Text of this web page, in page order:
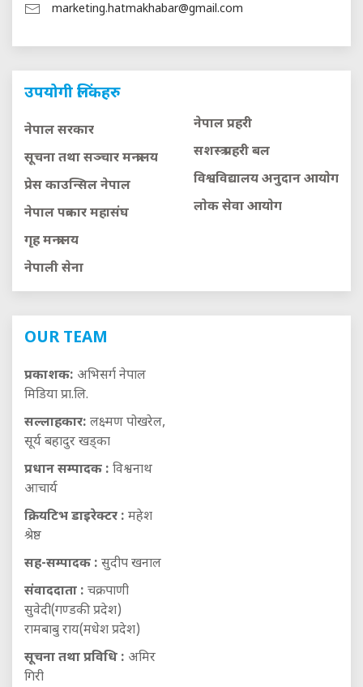
marketing.hatmakhabar@gmail.com
उपयोगी लिंकहरु
नेपाल सरकार
सूचना तथा सञ्चार मन्त्रालय
प्रेस काउन्सिल नेपाल
नेपाल पत्रकार महासंघ
गृह मन्त्रालय
नेपाली सेना
नेपाल प्रहरी
सशस्त्र प्रहरी बल
विश्वविद्यालय अनुदान आयाेग
लाेक सेवा आयाेग
OUR TEAM
प्रकाशक: अभिसर्ग नेपाल
मिडिया प्रा.लि.
सल्लाहकार: लक्ष्मण पोखरेल,
सूर्य बहादुर खड्का
प्रधान सम्पादक : विश्वनाथ
आचार्य
क्रियटिभ डाइरेक्टर : महेश
श्रेष्ठ
सह-सम्पादक : सुदीप खनाल
संवाददाता : चक्रपाणी
सुवेदी(गण्डकी प्रदेश)
रामबाबु राय(मधेश प्रदेश)
सूचना तथा प्रविधि : अमिर
गिरी